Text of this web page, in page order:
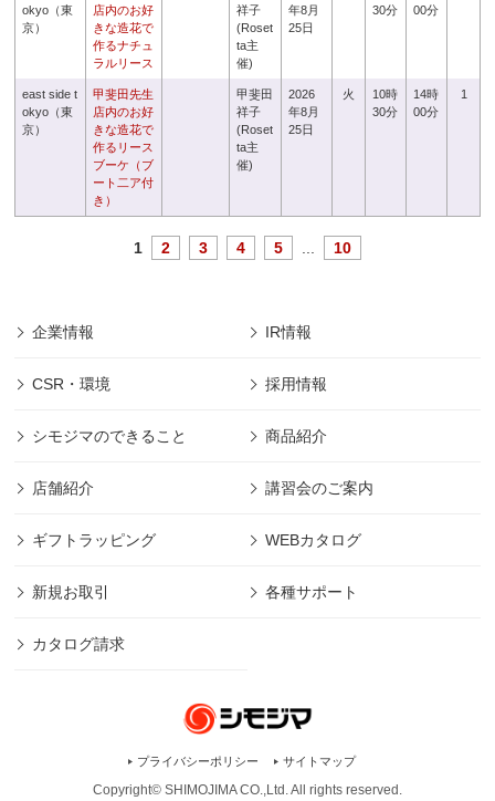
okyo（東
京）
店内のお好
きな造花で
作るナチュ
ラルリース
祥子
(Roset
ta主
催)
年8月
25日
30分
00分
east side t
okyo（東
京）
甲斐田先生
店内のお好
きな造花で
作るリース
ブーケ（ブ
ート二ア付
き）
甲斐田
祥子
(Roset
ta主
催)
2026
年8月
25日
火
10時
30分
14時
00分
1
1 2 3 4 5 10
企業情報 IR情報
CSR・環境 採用情報
シモジマのできること 商品紹介
店舗紹介 講習会のご案内
ギフトラッピング WEBカタログ
新規お取引 各種サポート
カタログ請求
プライバシーポリシー サイトマップ
Copyright© SHIMOJIMA CO.,Ltd. All rights reserved.